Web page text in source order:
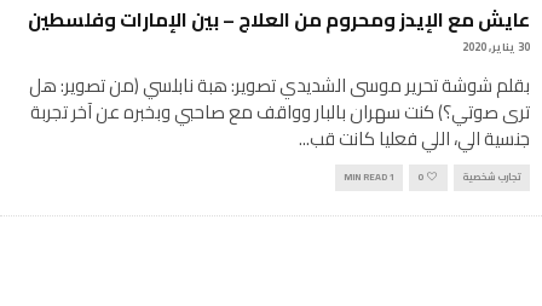
عايش مع الإيدز ومحروم من العلاج – بين الإمارات وفلسطين
30 يناير, 2020
بقلم شوشة تحرير موسى الشديدي تصوير: هبة نابلسي (من تصوير: هل
ترى صوتي؟) كنت سهران بالبار وواقف مع صاحبي وبخبره عن آخر تجربة
جنسية الي، اللي فعليا كانت قب...
تجارب شخصية 0
1 MIN READ